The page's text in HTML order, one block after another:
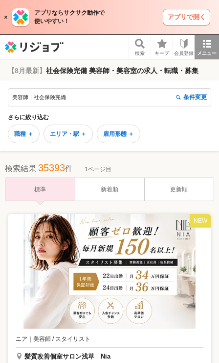
アプリならサクサク動作で
使いやすい！
アプリで開く
検索 キープ 会員登録 メニュー
【8月最新】 社会保険完備 美容師・美容室の求人・転職・募集
美容師｜社会保険完備 条件変更
さらに絞り込む
職種 ＋ エリア・駅 ＋ 雇用形態 ＋
検索結果 35393件 1ページ目
標準 新着順 更新順
NEW
ニア 美容師 / スタイリスト
髪質改善個室サロン浅草 Nia